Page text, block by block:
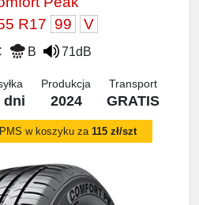
R17 99 V
B 71dB
dni
Produkcja
2024
Transport
GRATIS
w koszyku za 115 zł/szt